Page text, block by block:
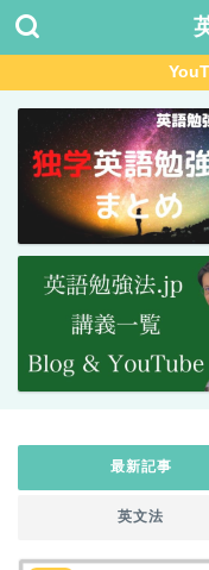
最新記事
英文法